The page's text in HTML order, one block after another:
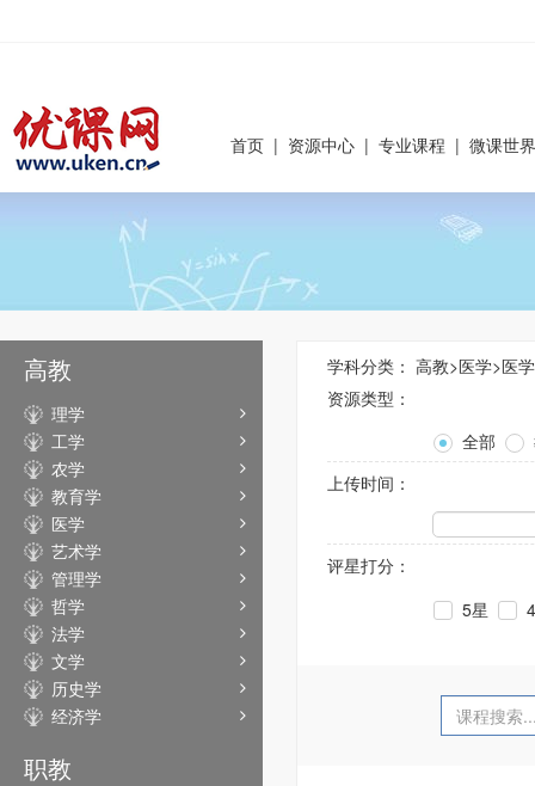
首页 | 资源中心 | 专业课程 | 微课世界
高教
理学
工学
农学
教育学
医学
艺术学
管理学
哲学
法学
文学
历史学
经济学
职教
学科分类： 高教>医学>医
资源类型：
全部
上传时间：
评星打分：
5星